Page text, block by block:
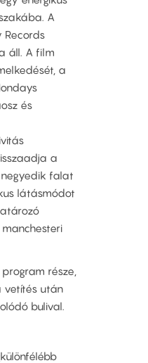
A
Records
áll. A film
a
és
a
falat
látásmódot
része,
vetítés után
bulival.